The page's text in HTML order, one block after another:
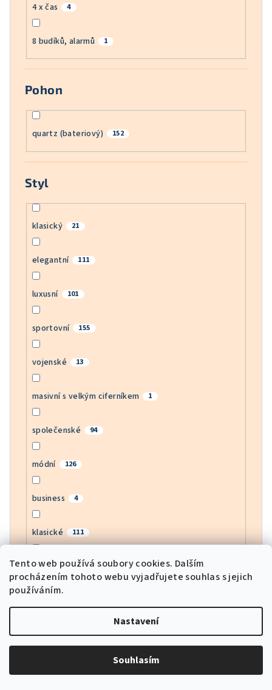
Tento web používá soubory cookies. Dalším
procházením tohoto webu vyjadřujete souhlas s jejich
používáním.
Nastavení
Souhlasím
4 x čas 4
8 budíků, alarmů 1
Pohon
quartz (bateriový) 152
Styl
klasický 21
elegantní 111
luxusní 101
sportovní 155
vojenské 13
masivní s velkým ciferníkem 1
společenské 94
módní 126
business 4
klasické 111
bussines 4
army 1